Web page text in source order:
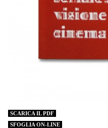
SCARICA IL PDF
SFOGLIA ON-LINE